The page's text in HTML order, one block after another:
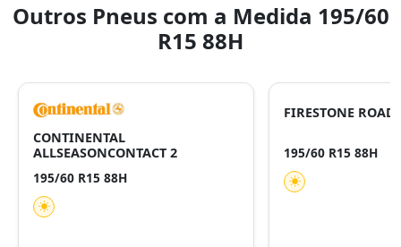
Outros Pneus com a Medida 195/60
R15 88H
CONTINENTAL
ALLSEASONCONTACT 2
195/60 R15 88H
FIRESTONE
195/60 R15 88H